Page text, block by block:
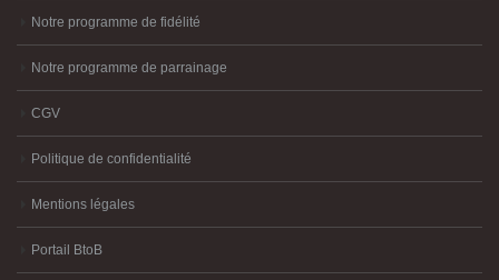
Notre programme de fidélité
Notre programme de parrainage
CGV
Politique de confidentialité
Mentions légales
Portail BtoB